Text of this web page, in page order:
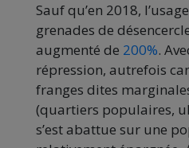
Sauf qu’en 2018,
grenades de
augmenté de 200%.
répression, autrefois
franges dites
(quartiers populaires,
s’est abattue sur une